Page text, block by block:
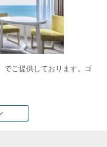
でご提供しております。ゴ